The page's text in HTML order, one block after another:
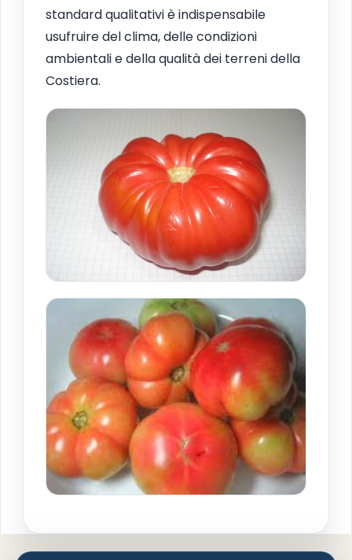
standard qualitativi è indispensabile
usufruire del clima, delle condizioni
ambientali e della qualità dei terreni della
Costiera.